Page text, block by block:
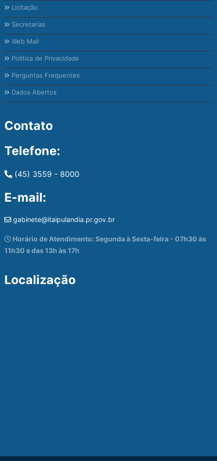
Licitação
Secretarias
Web Mail
Política de Privacidade
Perguntas Frequentes
Dados Abertos
Contato
Telefone:
(45) 3559 - 8000
E-mail:
gabinete@itaipulandia.pr.gov.br
Horário de Atendimento: Segunda à Sexta-feira - 07h30 às
11h30 e das 13h às 17h
Localização